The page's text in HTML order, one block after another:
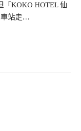
「KOKO HOTEL 仙
車站走…